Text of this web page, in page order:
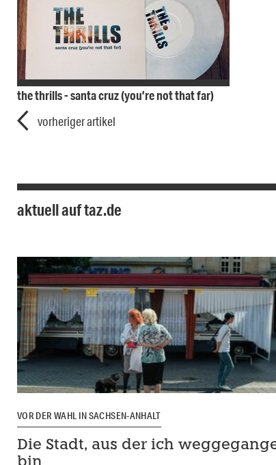
the thrills - santa cruz (you’re not that far)
vorheriger artikel
aktuell auf taz.de
VOR DER WAHL IN SACHSEN-ANHALT
Die Stadt, aus der ich